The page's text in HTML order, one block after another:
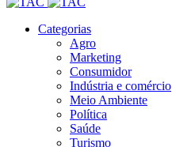
Categorias
Agro
Marketing
Consumidor
Indústria e comércio
Meio Ambiente
Política
Saúde
Turismo